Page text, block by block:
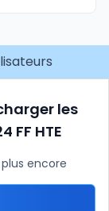
les
FF HTE
encore